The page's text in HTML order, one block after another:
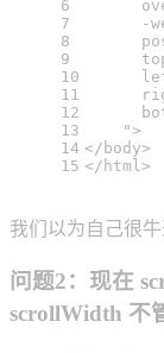
6
7
8
9
10
11
12
13
14
15
-
    "
>
</ body>
</ html >
我们以为自己很牛
问题2：现在
scrollWidth 不